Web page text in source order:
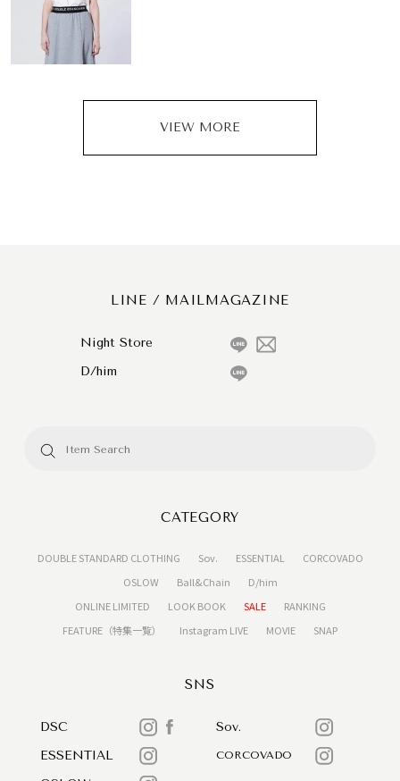
VIEW MORE
LINE / MAILMAGAZINE
Night Store
D/him
CATEGORY
DOUBLE STANDARD CLOTHING Sov. ESSENTIAL
CORCOVADO
OSLOW
Ball&Chain
D/him
ONLINE LIMITED
LOOK BOOK SALE
RANKING
FEATURE（特集一覧）
Instagram LIVE MOVIE SNAP
SNS
DSC
Sov.
ESSENTIAL
CORCOVADO